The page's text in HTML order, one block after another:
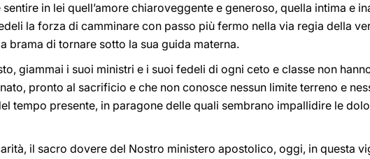
in lei quell’amore chiaroveggente e generoso, quella intima e
la forza di camminare con passo più fermo nella via regia della
brama di tornare sotto la sua guida materna.
giammai i suoi ministri e i suoi fedeli di ogni ceto e classe non
pronto al sacrificio e che non conosce nessun limite terreno e
tempo presente, in paragone delle quali sembrano impallidire le
il sacro dovere del Nostro ministero apostolico, oggi, in questa